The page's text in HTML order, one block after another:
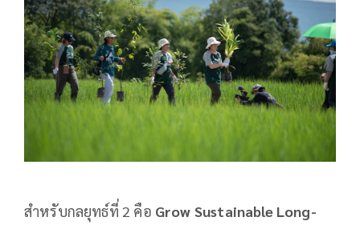
สำหรับกลยุทธ์ที่ 2 คือ Grow Sustainable Long-